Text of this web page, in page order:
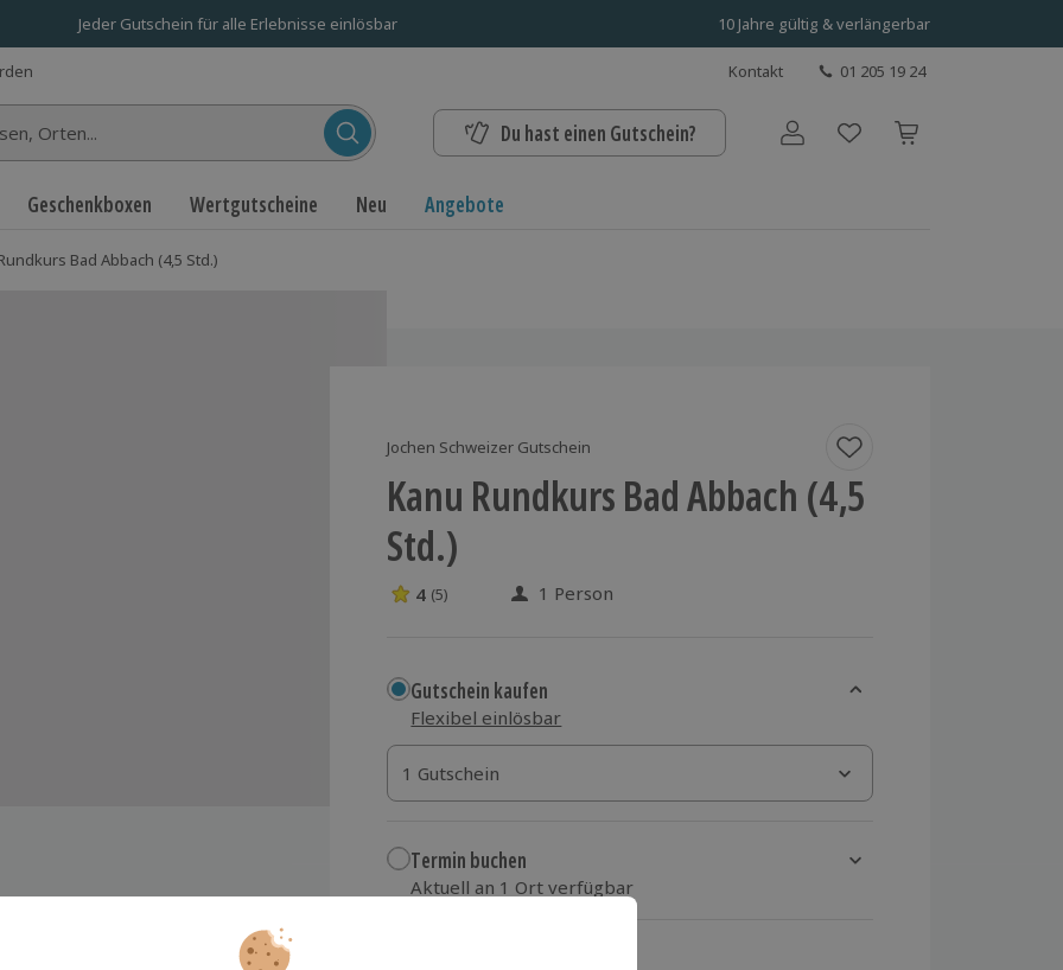
Jeder Gutschein für alle Erlebnisse einlösbar 10 Jahre gültig & verlängerbar
Kontakt 01 205 19 24
Du hast einen Gutschein? Benutzerkonto
Geschenkboxen Wertgutscheine Neu Angebote
Bad Abbach (4,5 Std.)
Jochen Schweizer Gutschein
Kanu Rundkurs Bad Abbach (4,5
Std.)
4 Sterne von 5 aus 5 Bewertungen
4 (5) 1 Person
Gutschein kaufen
Flexibel einlösbar
1 Gutschein
1 Gutschein
1 Gutschein
Termin buchen
Aktuell an 1 Ort verfügbar